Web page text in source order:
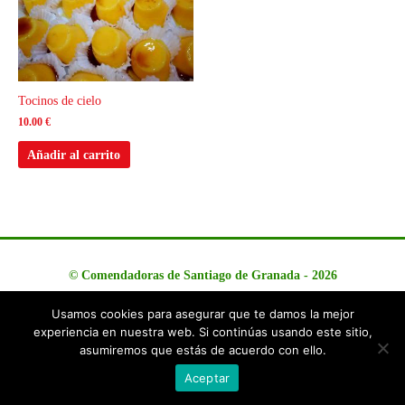
Tocinos de cielo
10.00 €
Añadir al carrito
© Comendadoras de Santiago de Granada- 2026
Usamos cookies para asegurar que te damos la mejor
experiencia en nuestra web. Si continúas usando este sitio,
asumiremos que estás de acuerdo con ello.
Aceptar